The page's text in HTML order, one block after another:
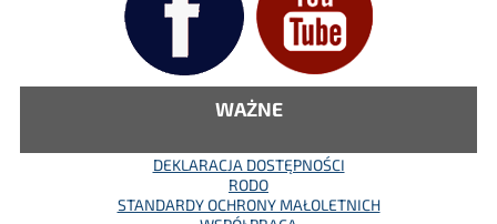
WAŻNE
DEKLARACJA DOSTĘPNOŚCI
RODO
STANDARDY OCHRONY MAŁOLETNICH